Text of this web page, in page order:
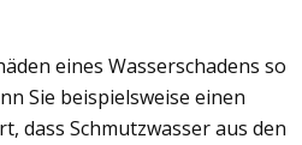
eines Wasserschadens so
Sie beispielsweise einen
dass Schmutzwasser aus den